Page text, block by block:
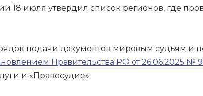
18 июля утвердил список регионов, где
подачи документов мировым судьям и
Правительства РФ от 26.06.2025 №
и «Правосудие».